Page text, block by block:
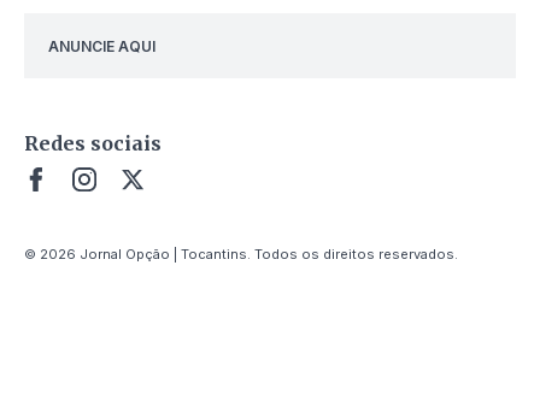
ANUNCIE AQUI
Redes sociais
© 2026 Jornal Opção | Tocantins. Todos os direitos reservados.